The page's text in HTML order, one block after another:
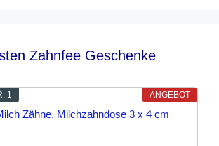
Zahnfee Geschenke
ANGEBOT
1